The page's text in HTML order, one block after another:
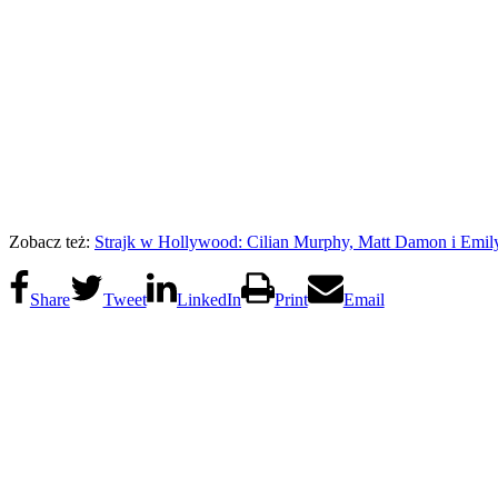
Zobacz też: Strajk w Hollywood: Cilian Murphy, Matt Damon i
Share Tweet LinkedIn Print Email